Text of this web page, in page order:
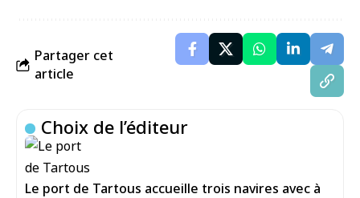
Partager cet
article
Choix de l’éditeur
Le port de Tartous accueille trois navires avec à